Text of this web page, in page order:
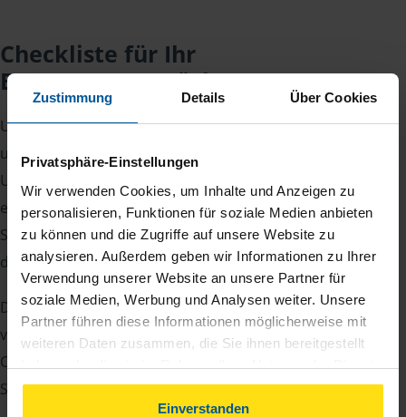
Zustimmung Details Über Cookies
Privatsphäre-Einstellungen
Wir verwenden Cookies, um Inhalte und Anzeigen zu
personalisieren, Funktionen für soziale Medien anbieten
zu können und die Zugriffe auf unsere Website zu
analysieren. Außerdem geben wir Informationen zu Ihrer
Verwendung unserer Website an unsere Partner für
soziale Medien, Werbung und Analysen weiter. Unsere
Partner führen diese Informationen möglicherweise mit
weiteren Daten zusammen, die Sie ihnen bereitgestellt
haben oder die sie im Rahmen Ihrer Nutzung der Dienste
gesammelt haben. Indem Sie auf Einverstanden klicken,
können Sie der Verwendung von Cookies, gemäß
Einverstanden
Checkliste für Ihr
Beratungsgespräch
Um Ihre Steuererklärung erstellen zu können, benötigen
unsere Beraterinnen und Berater eine Reihe von
Unterlagen von Ihnen. Dazu gehört beispielsweise die
elektronische Lohnsteuerbescheinigung, Ihre
Steueridentifikationsnummer, der Rentenbescheid oder
die Bescheinigung über das Kindergeld.
Damit Sie sich gut vorbereiten können und keinen der
vielen Nachweise vergessen, stellen wir Ihnen hier eine
Checkliste für Arbeitnehmer, Beamte, Auszubildende und
Studenten sowie Rentner zur Verfügung.